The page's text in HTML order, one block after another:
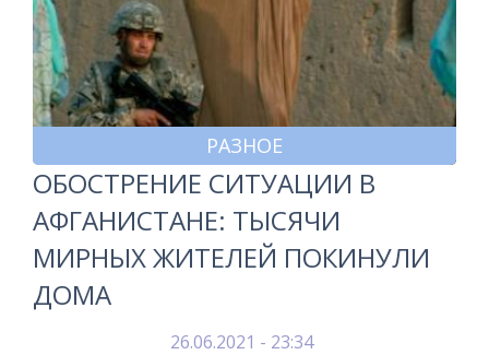
РАЗНОЕ
ОБОСТРЕНИЕ СИТУАЦИИ В
АФГАНИСТАНЕ: ТЫСЯЧИ
МИРНЫХ ЖИТЕЛЕЙ ПОКИНУЛИ
ДОМА
26.06.2021 - 23:34